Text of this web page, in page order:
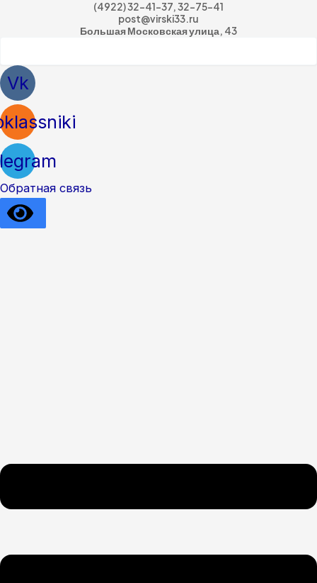
(4922) 32-41-37, 32-75-41
post@virski33.ru
Большая Московская улица, 43
Vk
Обратная связь